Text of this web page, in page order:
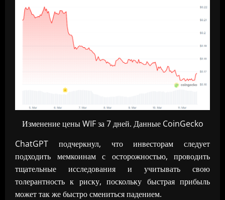
Изменение цены WIF за 7 дней. Данные CoinGecko
ChatGPT подчеркнул, что инвесторам следует
подходить мемкоинам с осторожностью, проводить
тщательные исследования и учитывать свою
толерантность к риску, поскольку быстрая прибыль
может так же быстро смениться падением.